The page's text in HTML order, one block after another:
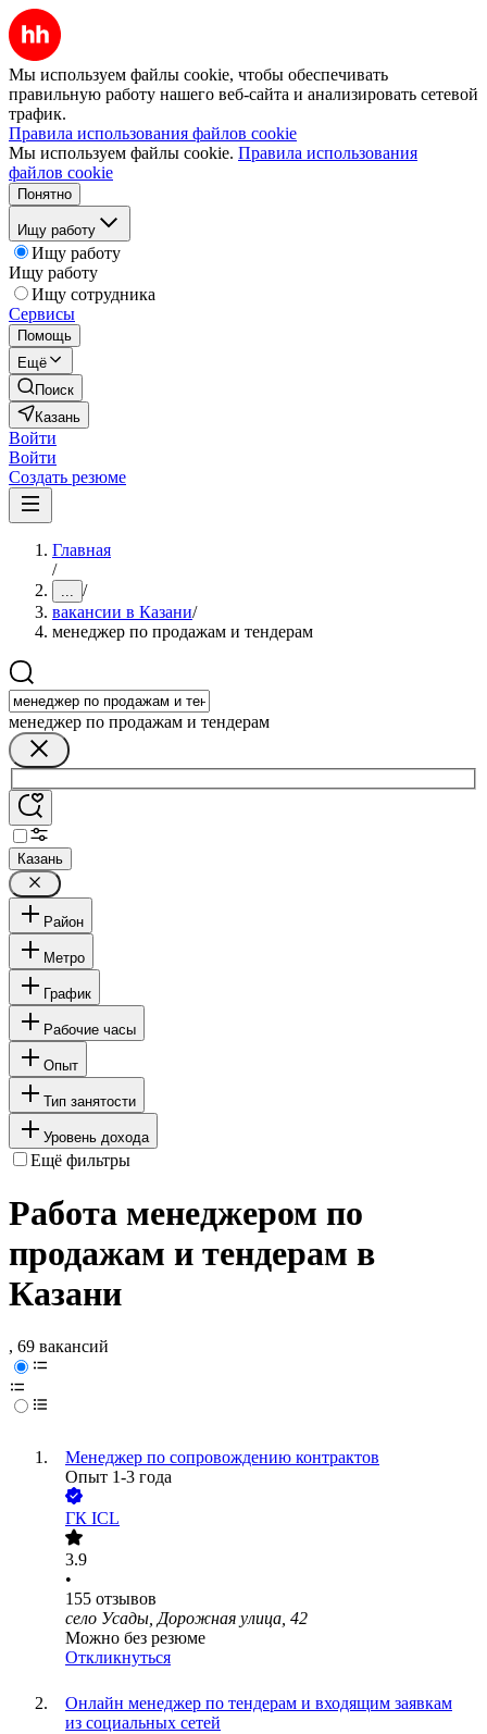
Мы используем файлы cookie, чтобы обеспечивать
правильную работу нашего веб-сайта и анализировать сетевой
трафик.
Правила использования файлов cookie
Мы используем файлы cookie. Правила использования
файлов cookie
Понятно
Ищу работу
Ищу работу
Ищу работу
Ищу сотрудника
Сервисы
Помощь
Ещё
Поиск
Казань
Войти
Войти
Создать резюме
Главная
/
... /
вакансии в Казани/
менеджер по продажам и тендерам
менеджер по продажам и тендерам
Казань
Район
Метро
График
Рабочие часы
Опыт
Тип занятости
Уровень дохода
Ещё фильтры
Работа менеджером по
продажам и тендерам в
Казани
, 69 вакансий
Менеджер по сопровождению контрактов
Опыт 1-3 года
ГК ICL
3.9
•
155 отзывов
село Усады, Дорожная улица, 42
Можно без резюме
Откликнуться
Онлайн менеджер по тендерам и входящим заявкам
из социальных сетей